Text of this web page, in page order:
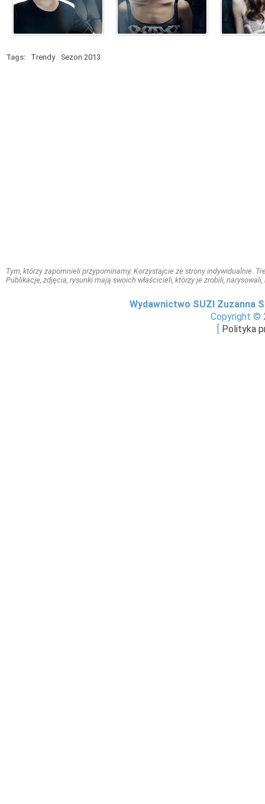
Tags: Trendy Sezon 2013
Tym, którzy zapomnieli przypominamy. Korzystajcie ze strony indywidualnie.
Publikacje, zdjęcia, rysunki mają swoich właścicieli, którzy je zrobili,
Wydawnictwo SUZI Zuzanna
Copyright ©
Polityka